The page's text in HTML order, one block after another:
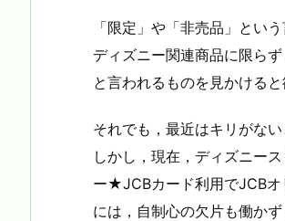
「限定」や「非売品」とい
ディズニー関連商品に限ら
と言われるものを見かける
それでも，最近はキリがな
しかし，現在，ディズニー
ー★JCBカード利用でJCBオ
には，自制心の欠片も働か